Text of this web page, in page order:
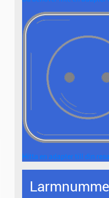
Hitta en adapter till din